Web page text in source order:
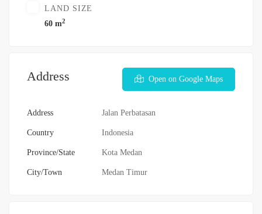
LAND SIZE
60 m2
Address Open on Google Maps
Address Jalan Perbatasan
Country Indonesia
Province/State Kota Medan
City/Town Medan Timur